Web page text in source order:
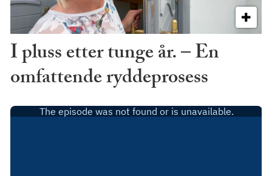
I pluss etter tunge år. – En
omfattende ryddeprosess